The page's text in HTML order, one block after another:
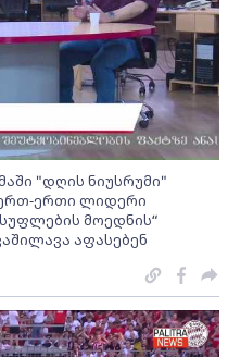
"დღის ნიუსრუმი"
ერთი ლიდერი
მოედნის“
აფასებენ